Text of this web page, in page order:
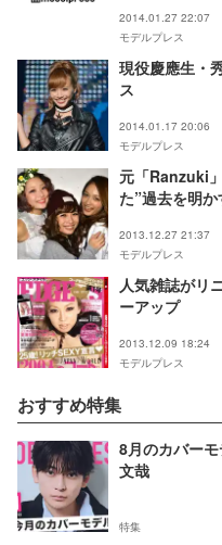
2014.01.27 22:07
モデルプレス
現役慶應生・
ス
2014.01.17 20:06
モデルプレス
元「Ranzuki
た”過去を明か
2013.12.27 21:37
モデルプレス
人気雑誌がリ
ーアップ
2013.12.09 18:24
モデルプレス
おすすめ特集
8月のカバー
文哉
特集